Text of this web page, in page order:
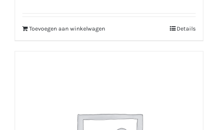
Toevoegen aan winkelwagen Details